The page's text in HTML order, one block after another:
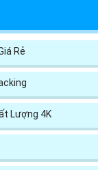
Rẻ
Lượng 4K